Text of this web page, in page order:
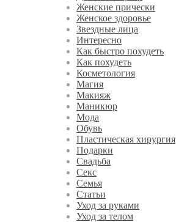
Женские прически
Женское здоровье
Звездные лица
Интересно
Как быстро похудеть
Как похудеть
Косметология
Магия
Макияж
Маникюр
Мода
Обувь
Пластическая хирургия
Подарки
Свадьба
Секс
Семья
Статьи
Уход за руками
Уход за телом